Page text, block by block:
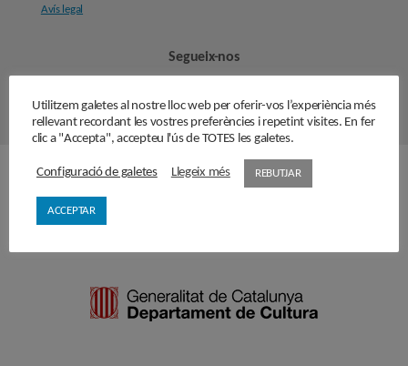
Avís legal
Segueix-nos
Amb el suport de
Utilitzem galetes al nostre lloc web per oferir-vos l’experiència més
rellevant recordant les vostres preferències i repetint visites. En fer
clic a "Accepta", accepteu l'ús de TOTES les galetes.
Configuració de galetes Llegeix més REBUTJAR
ACCEPTAR